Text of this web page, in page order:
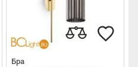
Бра